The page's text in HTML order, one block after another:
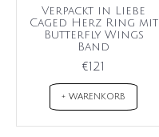
Verpackt in Liebe
Caged Herz Ring mit
Butterfly Wings
Band
€121
+ WARENKORB